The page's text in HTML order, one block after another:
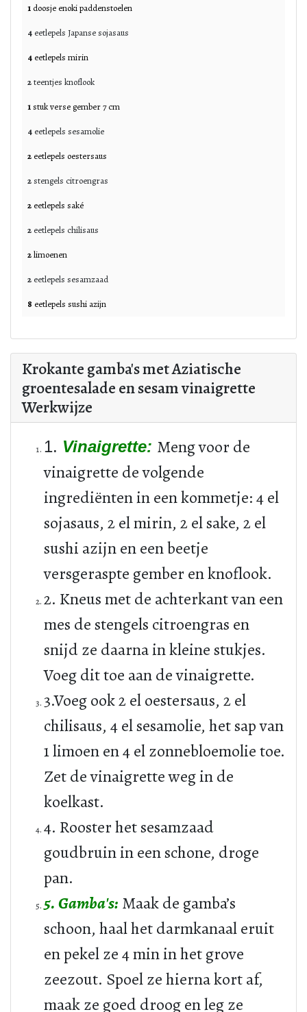
1 doosje enoki paddenstoelen
4 eetlepels Japanse sojasaus
4 eetlepels mirin
2teentjes knoflook
1stuk versegember 7 cm
4 eetlepels sesamolie
2 eetlepels oestersaus
2stengels citroengras
2 eetlepels saké
2 eetlepels chilisaus
2limoenen
2 eetlepels sesamzaad
8 eetlepels sushi azijn
Krokante gamba's met Aziatische
groentesalade en sesam vinaigrette
Werkwijze
1. Vinaigrette: Meng voor de
vinaigrette de volgende
ingrediënten in een kommetje: 4 el
sojasaus, 2 el mirin, 2 el sake, 2 el
sushi azijn en een beetje
versgeraspte gember en knoflook.
2. Kneus met de achterkant van een
mes de stengels citroengras en
snijd ze daarna in kleine stukjes.
Voeg dit toe aan de vinaigrette.
3.Voeg ook 2 el oestersaus, 2 el
chilisaus, 4 el sesamolie, het sap van
1 limoen en 4 el zonnebloemolie toe.
Zet de vinaigrette weg in de
koelkast.
4. Rooster het sesamzaad
goudbruin in een schone, droge
pan.
5. Gamba's: Maak de gamba’s
schoon, haal het darmkanaal eruit
en pekel ze 4 min in het grove
zeezout. Spoel ze hierna kort af,
maak ze goed droog en leg ze